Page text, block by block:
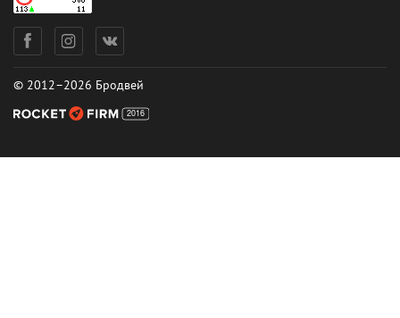
© 2012–2026 Бродвей